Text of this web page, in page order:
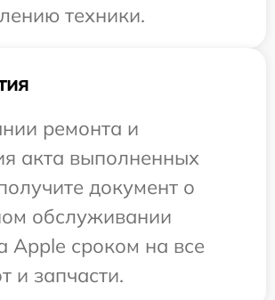
техники.
ремонта и
акта выполненных
документ о
обслуживании
Apple сроком на все
и запчасти.